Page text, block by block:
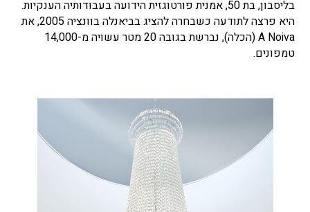
בליסבון, בת 50, אמנית פורטוגזית הידועה בעבודותיה הענקיות.
היא פרצה לתודעה כשבחרה להציג בביאנלה בוונציה 2005, את
A Noiva (הכלה), נברשת בגובה 20 מטר עשויה מ-14,000
טמפונים.